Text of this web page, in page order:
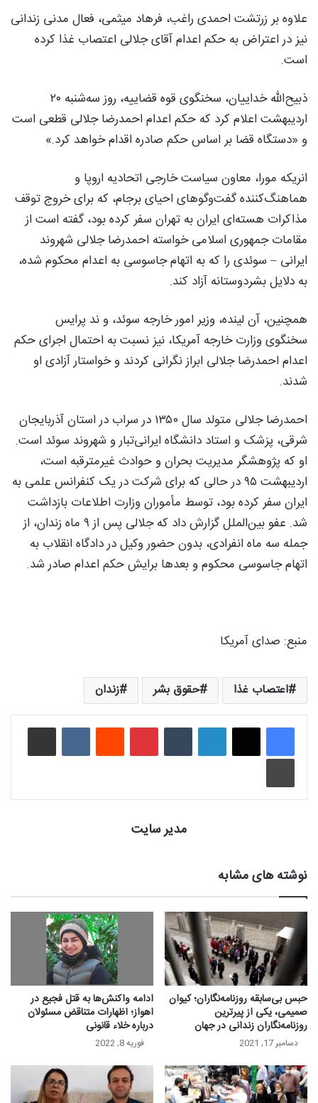
علاوه بر زرتشت احمدی راغب، فرهاد میثمی، فعال مدنی زندانی
نیز در اعتراض به حکم اعدام آقای جلالی اعتصاب غذا کرده
است.
ذبیح‌الله خداییان، سخنگوی قوه قضاییه، روز سه‌شنبه ۲۰
اردیبهشت اعلام کرد که حکم اعدام احمدرضا جلالی قطعی است
و «دستگاه قضا بر اساس حکم صادره اقدام خواهد کرد.»
انریکه مورا، معاون سیاست خارجی اتحادیه اروپا و
هماهنگ‌کننده گفت‌وگوهای احیای برجام، که برای خروج توقف
مذاکرات هسته‌ای ایران به تهران سفر کرده بود، گفته است از
مقامات جمهوری اسلامی خواسته احمدرضا جلالی شهروند
ایرانی – سوئدی را که به اتهام جاسوسی به اعدام محکوم شده،
به دلایل بشردوستانه آزاد کند.
همچنین، آن لینده، وزیر امور خارجه سوئد، و ند پرایس
سخنگوی وزارت خارجه آمریکا، نیز نسبت به احتمال اجرای حکم
اعدام احمدرضا جلالی ابراز نگرانی کردند و خواستار آزادی او
شدند.
احمدرضا جلالی متولد سال ۱۳۵۰ در سراب در استان آذربایجان
شرقی، پزشک و استاد دانشگاه ایرانی‌تبار و شهروند سوئد است.
او که پژوهشگر مدیریت بحران و حوادث غیرمترقبه است،
اردیبهشت ۹۵ در حالی که برای شرکت در یک کنفرانس علمی به
ایران سفر کرده بود، توسط مأموران وزارت اطلاعات بازداشت
شد. عفو بین‌الملل گزارش داد که جلالی پس از ۹ ماه زندان، از
جمله سه ماه انفرادی، بدون حضور وکیل در دادگاه انقلاب به
اتهام جاسوسی محکوم و بعدها برایش حکم اعدام صادر شد.
منبع: صدای آمریکا
اعتصاب غذا حقوق بشر زندان
لینکدین ‫پین‌ترست ‫رددیت
چاپ
مدیر سایت
نوشته های مشابه
حبس بی‌سابقه روزنامه‌نگاران؛ کیوان
صمیمی، یکی از پیرترین
روزنامه‌نگاران زندانی در جهان
دسامبر 17, 2021
ادامه واکنش‌ها به قتل فجیع در
اهواز؛ اظهارات متناقض مسئولان
درباره خلاء قانونی
فوریه 8, 2022